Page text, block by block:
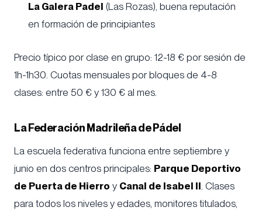
La Galera Padel (Las Rozas), buena reputación
en formación de principiantes
Precio típico por clase en grupo: 12-18 € por sesión de
1h-1h30. Cuotas mensuales por bloques de 4-8
clases: entre 50 € y 130 € al mes.
La Federación Madrileña de Pádel
La escuela federativa funciona entre septiembre y
junio en dos centros principales: Parque Deportivo
de Puerta de Hierro y Canal de Isabel II . Clases
para todos los niveles y edades, monitores titulados,